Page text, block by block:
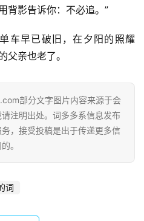
背影告诉你：不必追。”
车早已破旧，在夕阳的照耀
父亲也老了。
部分文字图片内容来源于会
注明出处。词多多系信息发布
，接受投稿是出于传递更多信
。
词